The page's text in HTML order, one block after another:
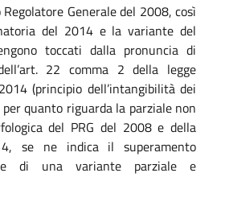
Generale del 2008, così
del 2014 e la variante del
toccati dalla pronuncia di
22 comma 2 della legge
(principio dell’intangibilità dei
quanto riguarda la parziale non
del PRG del 2008 e della
se ne indica il superamento
di una variante parziale e